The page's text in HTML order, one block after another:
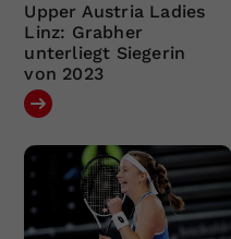
Upper Austria Ladies
Linz: Grabher
unterliegt Siegerin
von 2023